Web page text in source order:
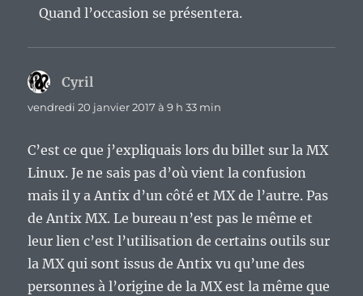
Quand l’occasion se présentera.
Cyril
vendredi 20 janvier 2017 à 9 h 33 min
C’est ce que j’expliquais lors du billet sur la MX
Linux. Je ne sais pas d’où vient la confusion
mais il y a Antix d’un côté et MX de l’autre. Pas
de Antix MX. Le bureau n’est pas le même et
leur lien c’est l’utilisation de certains outils sur
la MX qui sont issus de Antix vu qu’une des
personnes à l’origine de la MX est la même que